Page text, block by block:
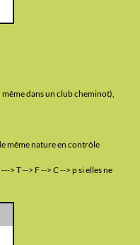
dans un club cheminot),
même nature en contrôle
> T --> F --> C --> p si elles ne